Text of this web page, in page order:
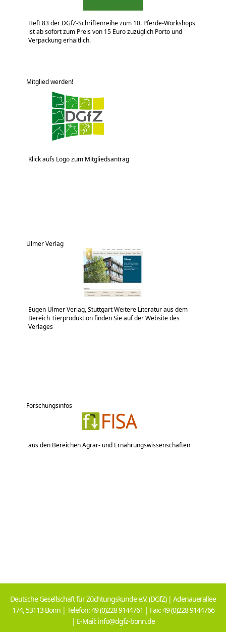
Heft 83 der DGfZ-Schriftenreihe zum 10. Pferde-Workshops
ist ab sofort zum Preis von 15 Euro zuzüglich Porto und
Verpackung erhältlich.
Mitglied werden!
Klick aufs Logo zum Mitgliedsantrag
Ulmer Verlag
Eugen Ulmer Verlag, Stuttgart Weitere Literatur aus dem
Bereich Tierproduktion finden Sie auf der Website des
Verlages
Forschungsinfos
aus den Bereichen Agrar- und Ernährungswissenschaften
Deutsche Gesellschaft für Züchtungskunde e.V. (DGfZ) | Adenauerallee
174, 53113 Bonn | Telefon: 49 (0)228 9144761 | Fax: 49 (0)228 9144766
| E-Mail: info@dgfz-bonn.de